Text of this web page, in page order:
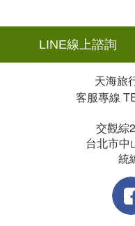
LINE線上諮詢
天海旅
客服專線
交觀綜
台北市中
統